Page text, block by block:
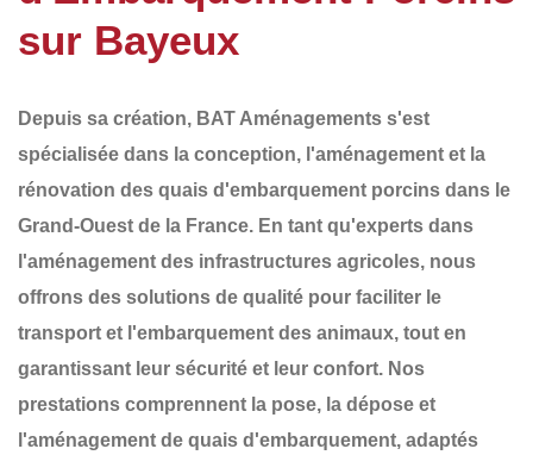
sur Bayeux
Depuis sa création, BAT Aménagements s'est
spécialisée dans la conception, l'aménagement et la
rénovation des quais d'embarquement porcins dans le
Grand-Ouest de la France. En tant qu'experts dans
l'aménagement des infrastructures agricoles, nous
offrons des solutions de qualité pour faciliter le
transport et l'embarquement des animaux, tout en
garantissant leur sécurité et leur confort. Nos
prestations comprennent la pose, la dépose et
l'aménagement de quais d'embarquement, adaptés